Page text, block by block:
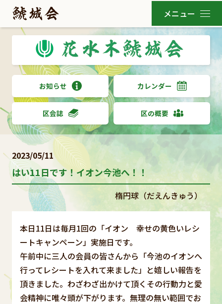
お知らせ カレンダー
区会誌 区の概要
2023/05/11
はい11日です！イオン今池へ！！
楕円球（だえんきゅう）
本日11日は毎月1回の「イオン 幸せの黄色いレシ
ートキャンペーン」実施日です。
午前中に三人の会員の皆さんから「今池のイオンへ
行ってレシートを入れて来ました」と嬉しい報告を
頂きました。わざわざ出かけて頂くその行動力と愛
会精神に唯々頭が下がります。無理の無い範囲でお